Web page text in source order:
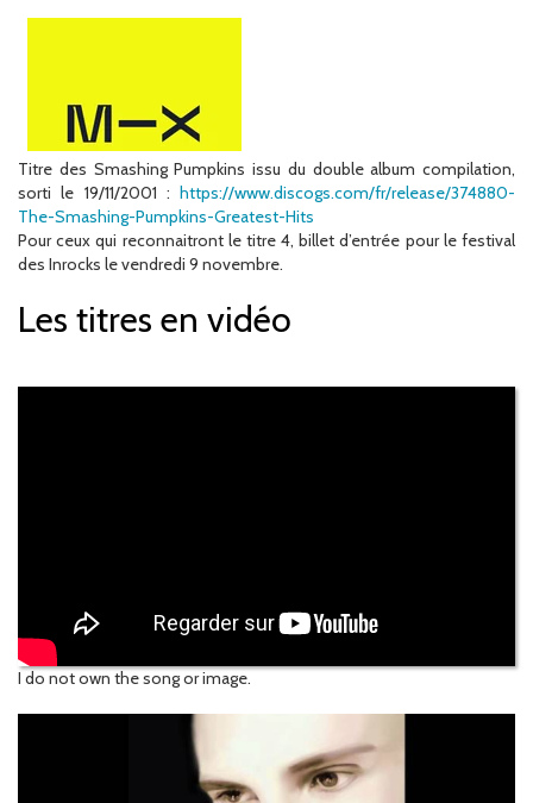
Titre des Smashing Pumpkins issu du double album compilation,
sorti le 19/11/2001 : https://www.discogs.com/fr/release/374880-
The-Smashing-Pumpkins-Greatest-Hits
Pour ceux qui reconnaitront le titre 4, billet d’entrée pour le festival
des Inrocks le vendredi 9 novembre.
Les titres en vidéo
I do not own the song or image.